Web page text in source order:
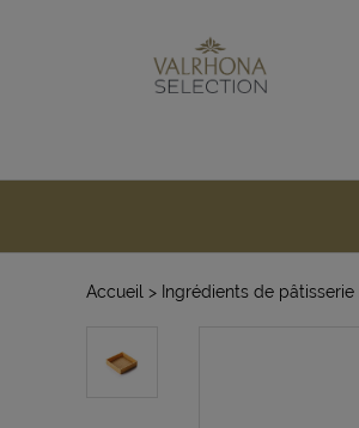
Accueil > Ingrédients de pâtisserie